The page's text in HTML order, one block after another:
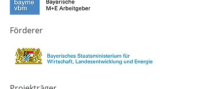
in
Bayern
4.0
Förderer